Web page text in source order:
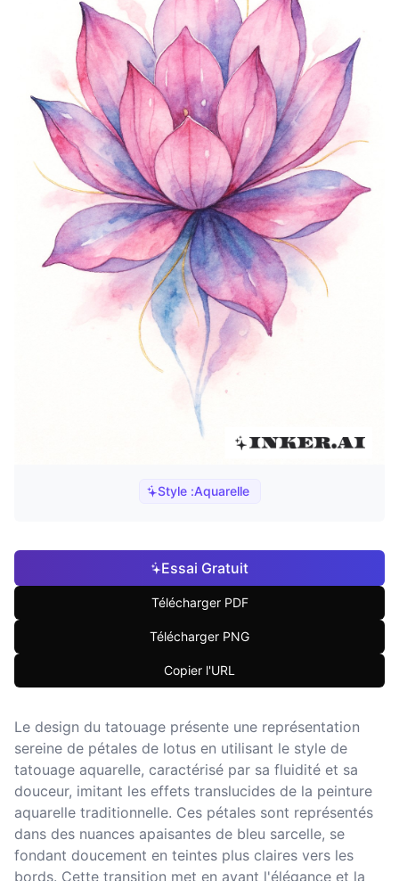
Style :Aquarelle
Essai Gratuit
Télécharger PDF
Télécharger PNG
Copier l'URL
Le design du tatouage présente une représentation
sereine de pétales de lotus en utilisant le style de
tatouage aquarelle, caractérisé par sa fluidité et sa
douceur, imitant les effets translucides de la peinture
aquarelle traditionnelle. Ces pétales sont représentés
dans des nuances apaisantes de bleu sarcelle, se
fondant doucement en teintes plus claires vers les
bords. Cette transition met en avant l'élégance et la